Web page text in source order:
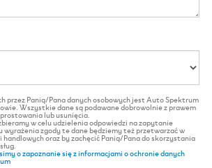
przez Panią/Pana danych osobowych jest Auto Spektrum
Wszystkie dane są podawane dobrowolnie z prawem
lub usunięcia.
w celu udzielenia odpowiedzi na zapytanie
zgody te dane będziemy też przetwarzać w
oraz by zachęcić Panią/Pana do skorzystania
o zapoznanie się z informacjami o ochronie danych